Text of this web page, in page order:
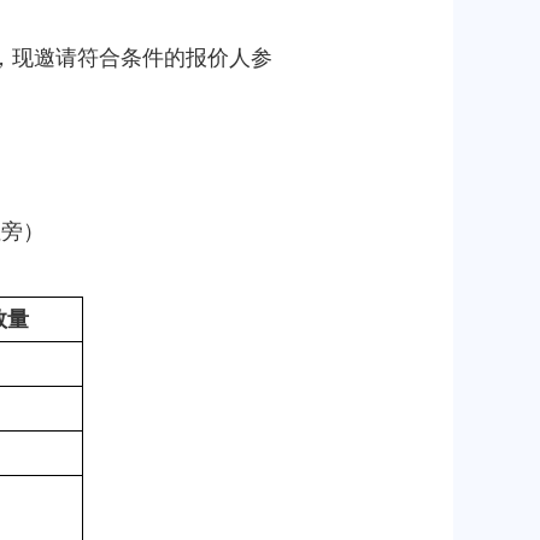
现邀请符合条件的报价人参
）
量